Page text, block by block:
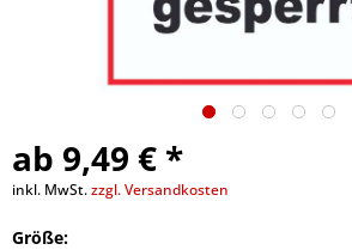
ab 9,49 € *
inkl. MwSt.zzgl. Versandkosten
Größe: